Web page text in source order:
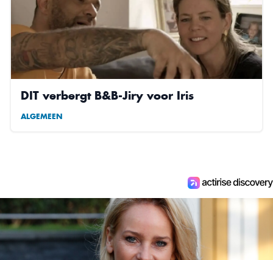
DIT verbergt B&B-Jiry voor Iris
ALGEMEEN